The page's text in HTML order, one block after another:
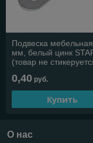
Подвеска
мм, белый цинк
(товар не
для розничной
0,40 руб.
Купить
О нас